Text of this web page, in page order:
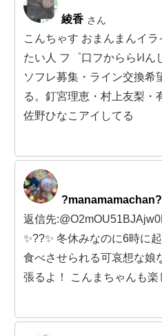
綾香 さん
こんちゃす おまんまんイ
たい人 フ゜口フかららﾚlん
ソフレ募集・ライン交換希
る。釘宮理恵・村上友梨・
佐野ひなこアイしてる
?manamamachan?
返信先
✨??✨ 冬休みなのに6時に
食べさせられる可哀想な娘
張るよ！ こんまちゃんも